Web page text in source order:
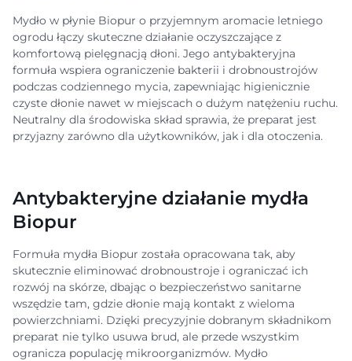
Mydło w płynie Biopur o przyjemnym aromacie letniego
ogrodu łączy skuteczne działanie oczyszczające z
komfortową pielęgnacją dłoni. Jego antybakteryjna
formuła wspiera ograniczenie bakterii i drobnoustrojów
podczas codziennego mycia, zapewniając higienicznie
czyste dłonie nawet w miejscach o dużym natężeniu ruchu.
Neutralny dla środowiska skład sprawia, że preparat jest
przyjazny zarówno dla użytkowników, jak i dla otoczenia.
Antybakteryjne działanie mydła
Biopur
Formuła mydła Biopur została opracowana tak, aby
skutecznie eliminować drobnoustroje i ograniczać ich
rozwój na skórze, dbając o bezpieczeństwo sanitarne
wszędzie tam, gdzie dłonie mają kontakt z wieloma
powierzchniami. Dzięki precyzyjnie dobranym składnikom
preparat nie tylko usuwa brud, ale przede wszystkim
ogranicza populację mikroorganizmów. Mydło